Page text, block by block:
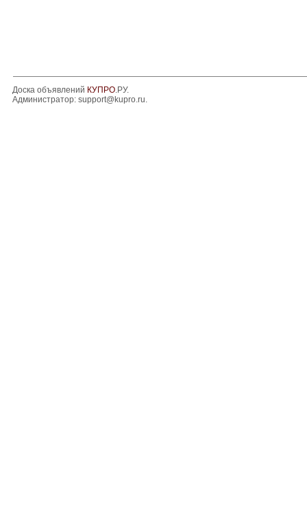
Доска объявлений КУПРО.РУ.
Администратор: support@kupro.ru.